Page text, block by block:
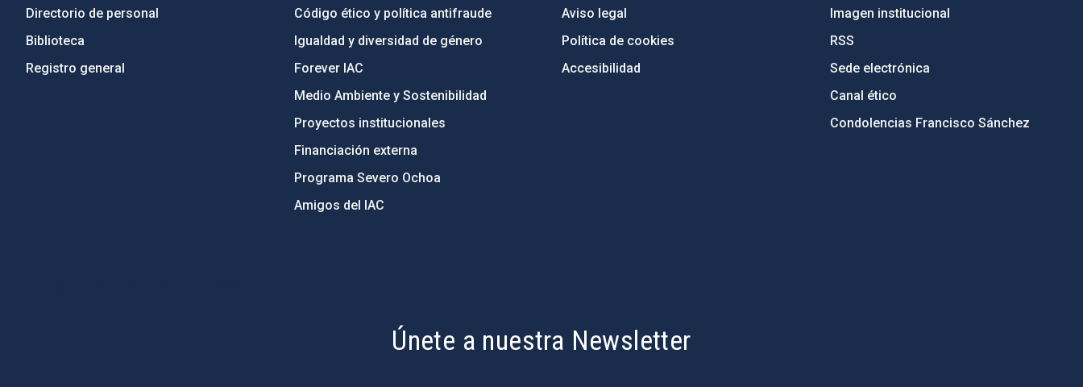
Directorio de personal
Biblioteca
Registro general
Código ético y política antifraude
Igualdad y diversidad de género
Forever IAC
Medio Ambiente y Sostenibilidad
Proyectos institucionales
Financiación externa
Programa Severo Ochoa
Amigos del IAC
Aviso legal
Política de cookies
Accesibilidad
Imagen institucional
RSS
Sede electrónica
Canal ético
Condolencias Francisco Sánchez
Únete a nuestra Newsletter